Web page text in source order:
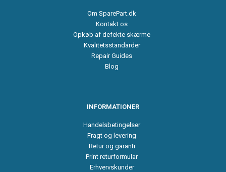
Om SparePart.dk
Kontakt os
Opkøb af defekte skærme
Kvalitetsstandarder
Repair Guides
Blog
INFORMATIONER
Handelsbetingelser
Fragt og levering
Retur og garanti
Print returformular
Erhvervskunder